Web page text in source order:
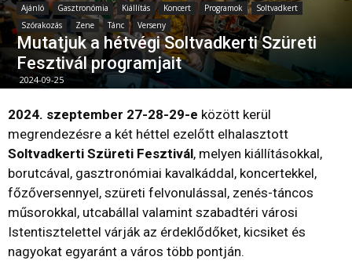
Ajánló Gasztronómia Kiállítás Koncert Programok
Soltvadkert
Szórakozás
Zene Tánc Verseny
Mutatjuk a hétvégi Soltvadkerti Szüreti
Fesztivál programjait
2024-09-25
2024. szeptember 27-28-29-e között kerül
megrendezésre a két héttel ezelőtt elhalasztott
Soltvadkerti Szüreti Fesztivál, melyen kiállításokkal,
borutcával, gasztronómiai kavalkáddal, koncertekkel,
főzőversennyel, szüreti felvonulással, zenés-táncos
műsorokkal, utcabállal valamint szabadtéri városi
Istentisztelettel várják az érdeklődőket, kicsiket és
nagyokat egyaránt a város több pontján.